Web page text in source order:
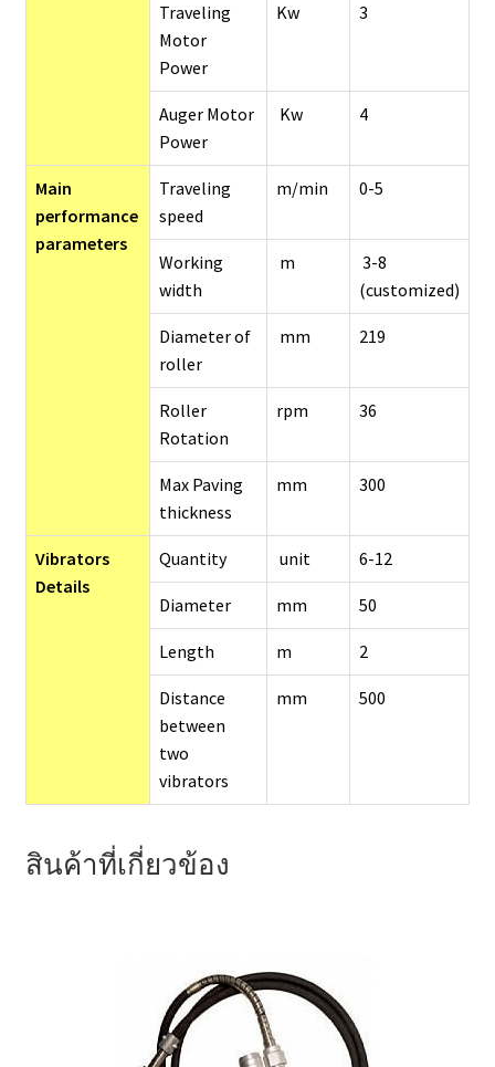
Traveling
Motor
Power
Kw 3
Auger Motor
Power
Kw 4
Main
performance
parameters
Traveling
speed
m/min 0-5
Working
width
m
3-8
(customized)
Diameter of
roller
mm 219
Roller
Rotation
rpm 36
Max Paving
thickness
mm 300
Vibrators
Details
Quantity unit 6-12
Diameter mm 50
Length m 2
Distance
between
two
vibrators
mm 500
สินค้าที่เกี่ยวข้อง